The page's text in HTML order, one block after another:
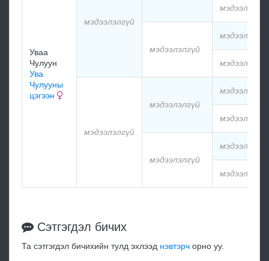
Уваа
Чулуун
Ува
Чулууны
цэгээн
мэдээлэлгүй
мэдээлэлгүй
мэдээлэлгүй
мэдээлэлгүй
мэдээлэлгүй
Сэтгэгдэл бичих
Та сэтгэгдэл бичихийн тулд эхлээд нэвтэрч орно уу.